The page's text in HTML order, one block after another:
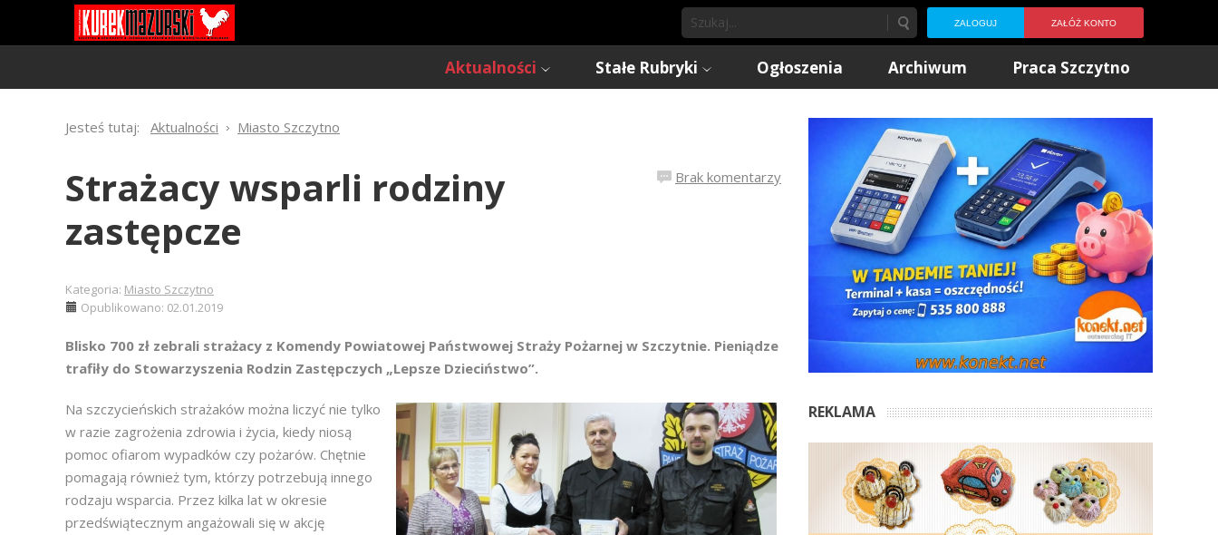
ZALOGUJ ZAŁÓŻ KONTO
Aktualności Stałe Rubryki Ogłoszenia Archiwum Praca Szczytno
Jesteś tutaj: Aktualności Miasto Szczytno
Brak komentarzy
Strażacy wsparli rodziny
zastępcze
Kategoria: Miasto Szczytno
Opublikowano: 02.01.2019
Blisko 700 zł zebrali strażacy z Komendy Powiatowej Państwowej Straży Pożarnej w Szczytnie. Pieniądze
trafiły do Stowarzyszenia Rodzin Zastępczych „Lepsze Dzieciństwo”.
Na szczycieńskich strażaków można liczyć nie tylko
w razie zagrożenia zdrowia i życia, kiedy niosą
pomoc ofiarom wypadków czy pożarów. Chętnie
pomagają również tym, którzy potrzebują innego
rodzaju wsparcia. Przez kilka lat w okresie
przedświątecznym angażowali się w akcję
REKLAMA